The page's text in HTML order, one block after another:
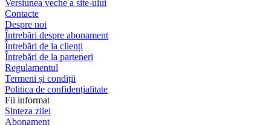
Versiunea veche a site-ului
Contacte
Despre noi
Întrebări despre abonament
Întrebări de la clienți
Întrebări de la parteneri
Regulamentul
Termeni și condiții
Politica de confidențialitate
Fii informat
Sinteza zilei
Abonament